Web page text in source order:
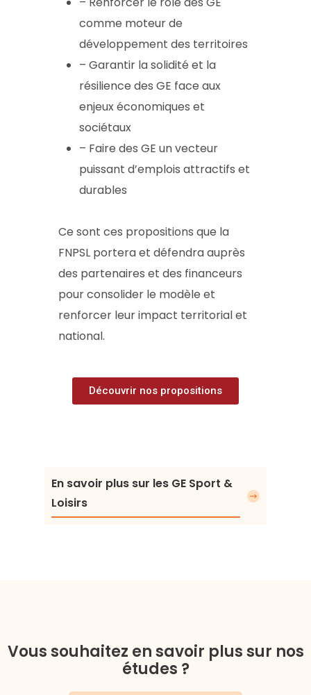
comme moteur de
développement des territoires
– Garantir la solidité et la
résilience des GE face aux
enjeux économiques et
sociétaux
– Faire des GE un vecteur
puissant d’emplois attractifs et
durables
Ce sont ces propositions que la
FNPSL portera et défendra auprès
des partenaires et des financeurs
pour consolider le modèle et
renforcer leur impact territorial et
national.
Découvrir nos propositions
En savoir plus sur les GE Sport &
Loisirs
Vous souhaitez en savoir plus sur nos
études ?